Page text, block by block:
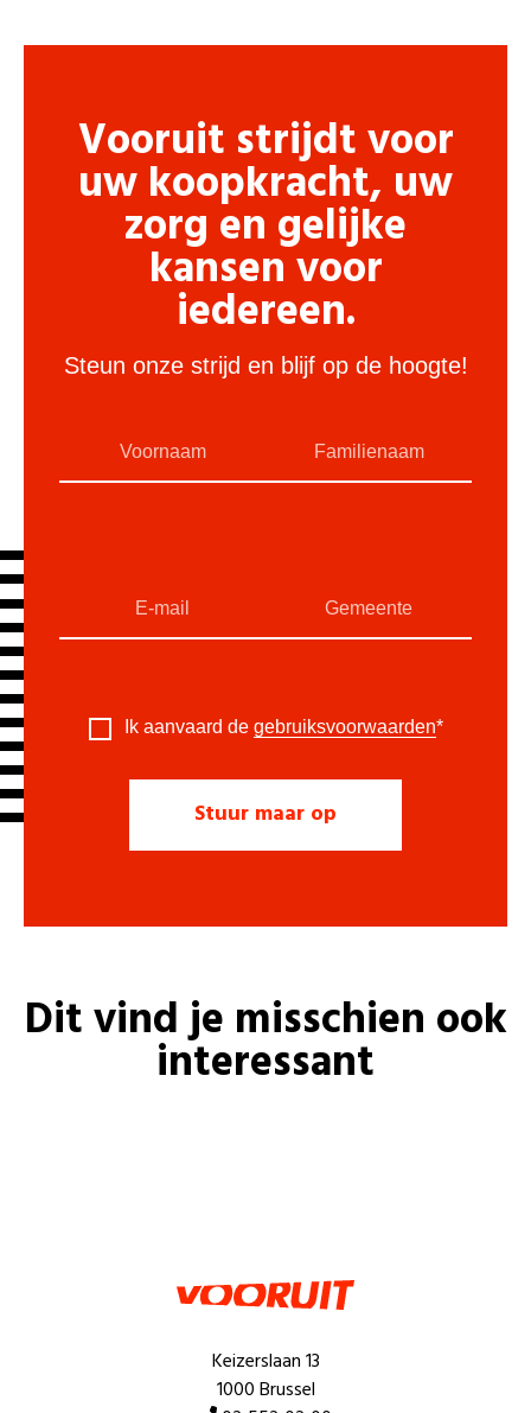
Vooruit strijdt voor
uw koopkracht, uw
zorg en gelijke
kansen voor
iedereen.
Steun onze strijd en blijf op de hoogte!
Ik aanvaard de gebruiksvoorwaarden*
Dit vind je misschien ook
interessant
Keizerslaan 13
1000 Brussel